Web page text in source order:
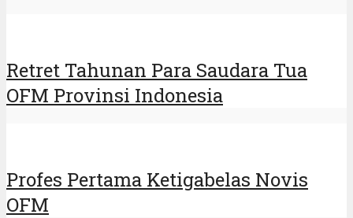
Retret Tahunan Para Saudara Tua
OFM Provinsi Indonesia
Profes Pertama Ketigabelas Novis
OFM